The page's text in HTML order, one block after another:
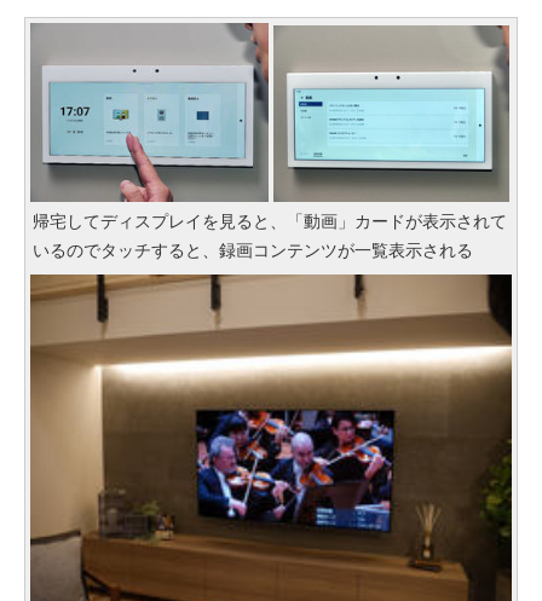
帰宅してディスプレイを見ると、「動画」カードが表示されて
いるのでタッチすると、録画コンテンツが一覧表示される